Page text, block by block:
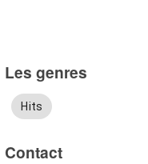
Les genres
Hits
Contact